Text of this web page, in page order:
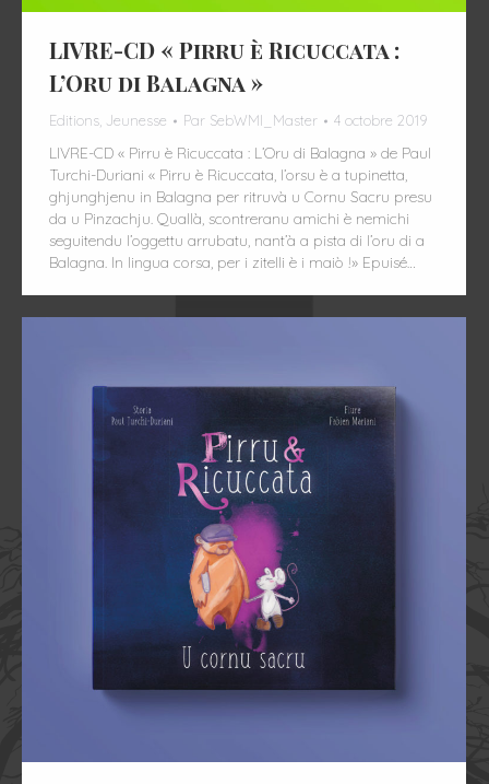
LIVRE-CD « Pirru è Ricuccata :
L’Oru di Balagna »
Editions Jeunesse Par SebWMI_Master 4 octobre 2019
LIVRE-CD « Pirru è Ricuccata : L’Oru di Balagna » de Paul
Turchi-Duriani « Pirru è Ricuccata, l’orsu è a tupinetta,
ghjunghjenu in Balagna per ritruvà u Cornu Sacru presu
da u Pinzachju. Quallà, scontreranu amichi è nemichi
seguitendu l’oggettu arrubatu, nant’à a pista di l’oru di a
Balagna. In lingua corsa, per i zitelli è i maiò !» Epuisé…